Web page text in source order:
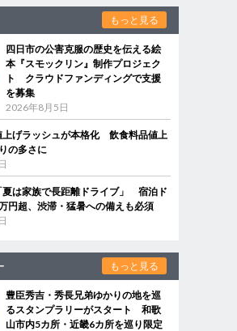
もっと見る
四日市の公害克服の歴史を伝える絵
本『スモックリン』制作プロジェク
ト クラウドファンディングで支援
を募集
2026年8月5日
上げラッシュが本格化 飲食料品値上
の多さに
夏は家族で長距離ドライブ」 宿泊ド
円超、渋滞・猛暑への備えも必須
もっと見る
豊臣秀吉・秀長兄弟ゆかりの地を巡
るスタンプラリーがスタート 和歌
山市内5カ所・近畿6カ所を巡り限定